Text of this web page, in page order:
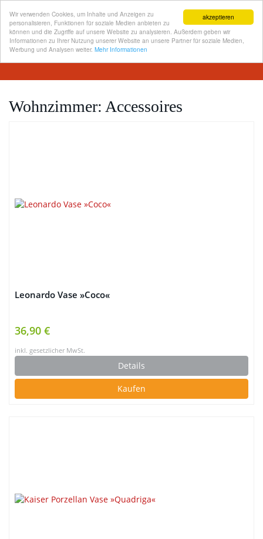
akzeptieren
Wir verwenden Cookies, um Inhalte und Anzeigen zu
personalisieren, Funktionen für soziale Medien anbieten zu
können und die Zugriffe auf unsere Website zu analysieren. Außerdem geben wir
Informationen zu Ihrer Nutzung unserer Website an unsere Partner für soziale Medien,
Werbung und Analysen weiter. Mehr Informationen
Skip
content
Wohnzimmer: Accessoires
Leonardo Vase »Coco«
36,90 €
inkl. gesetzlicher MwSt.
Details
Kaufen